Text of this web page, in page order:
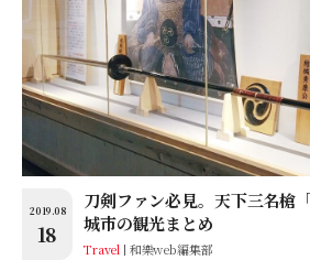
2019.08
18
刀剣ファン必見。天下三名槍
城市の観光まとめ
Travel 和樂web編集部